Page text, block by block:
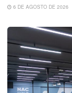
6 DE AGOSTO DE 2026